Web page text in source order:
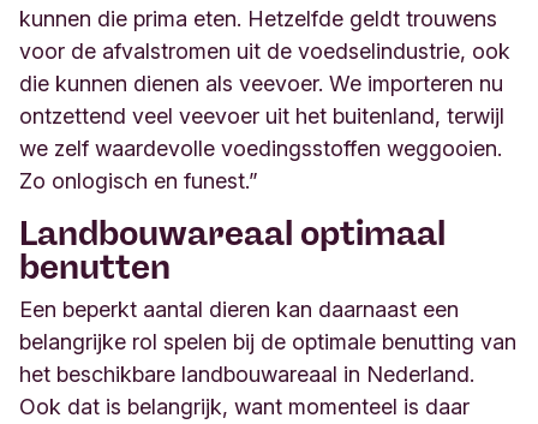
kunnen die prima eten. Hetzelfde geldt trouwens
voor de afvalstromen uit de voedselindustrie, ook
die kunnen dienen als veevoer. We importeren nu
ontzettend veel veevoer uit het buitenland, terwijl
we zelf waardevolle voedingsstoffen weggooien.
Zo onlogisch en funest.”
Landbouwareaal optimaal
benutten
Een beperkt aantal dieren kan daarnaast een
belangrijke rol spelen bij de optimale benutting van
het beschikbare landbouwareaal in Nederland.
Ook dat is belangrijk, want momenteel is daar